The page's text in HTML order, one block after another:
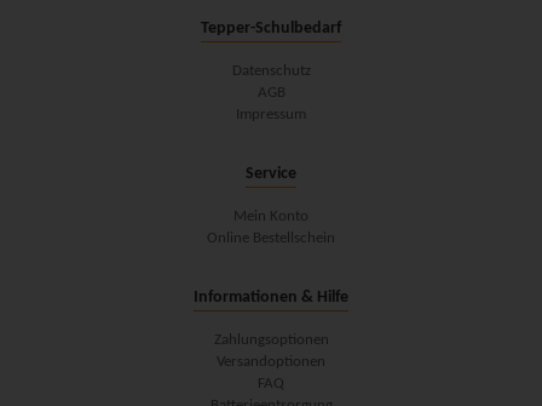
Tepper-Schulbedarf
Datenschutz
AGB
Impressum
Service
Mein Konto
Online Bestellschein
Informationen & Hilfe
Zahlungsoptionen
Versandoptionen
FAQ